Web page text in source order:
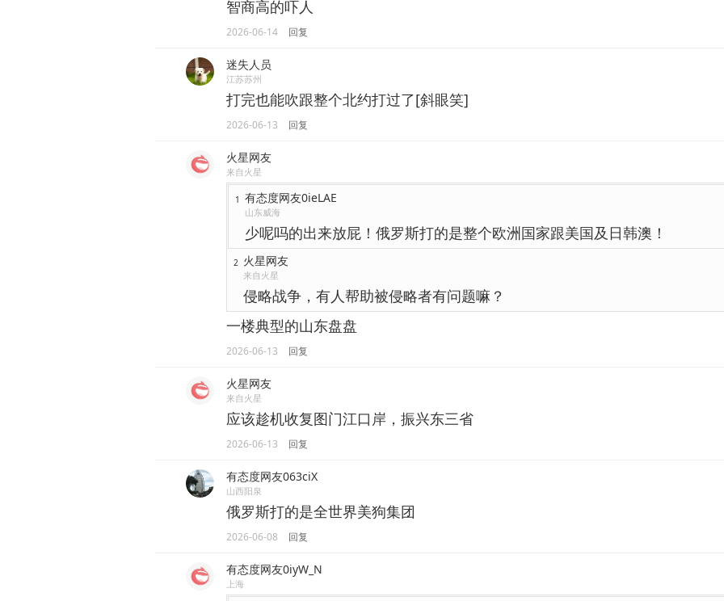
智商高的吓人
2026-06-14 回复
迷失人员
江苏苏州
打完也能吹跟整个北约打过了[斜眼笑]
2026-06-13 回复
火星网友
来自火星
1 有态度网友0ieLAE
山东威海
少呢吗的出来放屁！俄罗斯打的是整个欧洲国家跟美国及日韩澳！
2 火星网友
来自火星
侵略战争，有人帮助被侵略者有问题嘛？
一楼典型的山东盘盘
2026-06-13 回复
火星网友
来自火星
应该趁机收复图门江口岸，振兴东三省
2026-06-13 回复
有态度网友063ciX
山西阳泉
俄罗斯打的是全世界美狗集团
2026-06-08 回复
有态度网友0iyW_N
上海